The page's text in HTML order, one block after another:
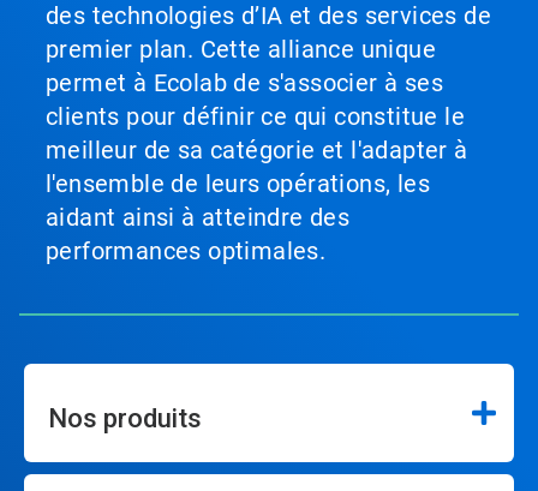
des technologies d’IA et des services de
premier plan. Cette alliance unique
permet à Ecolab de s'associer à ses
clients pour définir ce qui constitue le
meilleur de sa catégorie et l'adapter à
l'ensemble de leurs opérations, les
aidant ainsi à atteindre des
performances optimales.
Nos produits